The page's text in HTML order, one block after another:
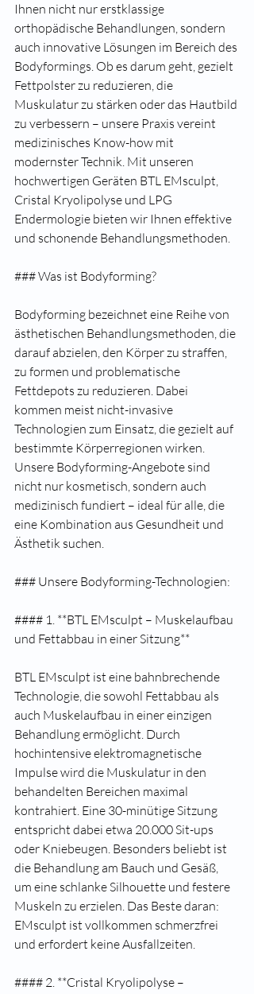
Ihnen nicht nur erstklassige
orthopädische Behandlungen, sondern
auch innovative Lösungen im Bereich des
Bodyformings. Ob es darum geht, gezielt
Fettpolster zu reduzieren, die
Muskulatur zu stärken oder das Hautbild
zu verbessern – unsere Praxis vereint
medizinisches Know-how mit
modernster Technik. Mit unseren
hochwertigen Geräten BTL EMsculpt,
Cristal Kryolipolyse und LPG
Endermologie bieten wir Ihnen effektive
und schonende Behandlungsmethoden.
### Was ist Bodyforming?
Bodyforming bezeichnet eine Reihe von
ästhetischen Behandlungsmethoden, die
darauf abzielen, den Körper zu straffen,
zu formen und problematische
Fettdepots zu reduzieren. Dabei
kommen meist nicht-invasive
Technologien zum Einsatz, die gezielt auf
bestimmte Körperregionen wirken.
Unsere Bodyforming-Angebote sind
nicht nur kosmetisch, sondern auch
medizinisch fundiert – ideal für alle, die
eine Kombination aus Gesundheit und
Ästhetik suchen.
### Unsere Bodyforming-Technologien:
#### 1. **BTL EMsculpt – Muskelaufbau
und Fettabbau in einer Sitzung**
BTL EMsculpt ist eine bahnbrechende
Technologie, die sowohl Fettabbau als
auch Muskelaufbau in einer einzigen
Behandlung ermöglicht. Durch
hochintensive elektromagnetische
Impulse wird die Muskulatur in den
behandelten Bereichen maximal
kontrahiert. Eine 30-minütige Sitzung
entspricht dabei etwa 20.000 Sit-ups
oder Kniebeugen. Besonders beliebt ist
die Behandlung am Bauch und Gesäß,
um eine schlanke Silhouette und festere
Muskeln zu erzielen. Das Beste daran:
EMsculpt ist vollkommen schmerzfrei
und erfordert keine Ausfallzeiten.
#### 2. **Cristal Kryolipolyse –